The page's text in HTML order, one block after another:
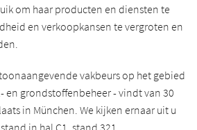
om haar producten en diensten te
en verkoopkansen te vergroten en
vakbeurs op het gebied
en grondstoffenbeheer - vindt van 30
in München. We kijken ernaar uit u